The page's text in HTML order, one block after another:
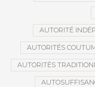
AUTORITÉ
AUTORITÉS
AUTORITÉS